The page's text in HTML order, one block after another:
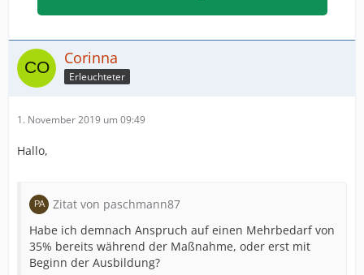
Corinna
Erleuchteter
1. November 2019 um 09:49
Hallo,
Zitat von paschmann87
Habe ich demnach Anspruch auf einen Mehrbedarf von
35% bereits während der Maßnahme, oder erst mit
Beginn der Ausbildung?